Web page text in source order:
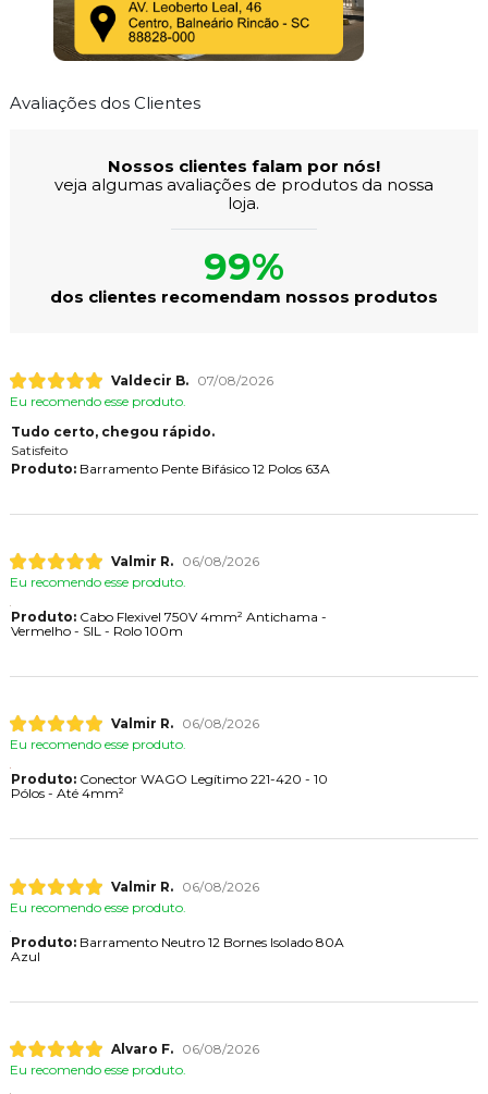
Avaliações dos Clientes
Nossos clientes falam por nós!
veja algumas avaliações de produtos da nossa
loja.
99%
dos clientes recomendam nossos produtos
Valdecir B.
07/08/2026
Eu recomendo esse produto.
Tudo certo, chegou rápido.
Satisfeito
Produto:Barramento Pente Bifásico 12 Polos 63A
Valmir R.
06/08/2026
Eu recomendo esse produto.
Produto:Cabo Flexivel 750V 4mm² Antichama -
Vermelho - SIL - Rolo 100m
Valmir R.
06/08/2026
Eu recomendo esse produto.
Produto:Conector WAGO Legítimo 221-420 - 10
Pólos - Até 4mm²
Valmir R.
06/08/2026
Eu recomendo esse produto.
Produto:Barramento Neutro 12 Bornes Isolado 80A
Azul
Alvaro F.
06/08/2026
Eu recomendo esse produto.